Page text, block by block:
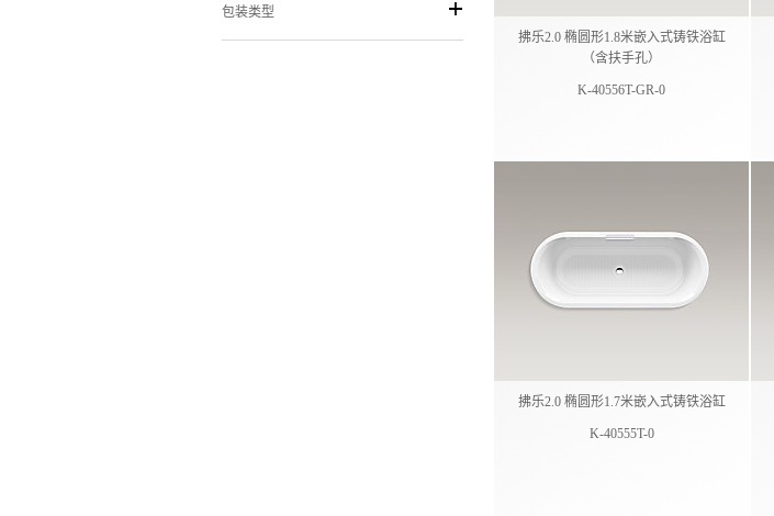
包装类型
拂乐2.0 椭圆形1.8米嵌入式铸铁浴缸
（含扶手孔）
K-40556T-GR-0
拂乐2.0 椭圆形1.7米嵌入式铸铁浴缸
K-40555T-0